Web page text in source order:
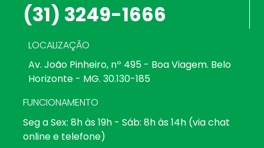
(31) 3249-1666
LOCALIZAÇÃO
Av. João Pinheiro, nº 495 - Boa Viagem. Belo
Horizonte - MG. 30.130-185
FUNCIONAMENTO
Seg a Sex: 8h às 19h - Sáb: 8h às 14h (via chat
online e telefone)